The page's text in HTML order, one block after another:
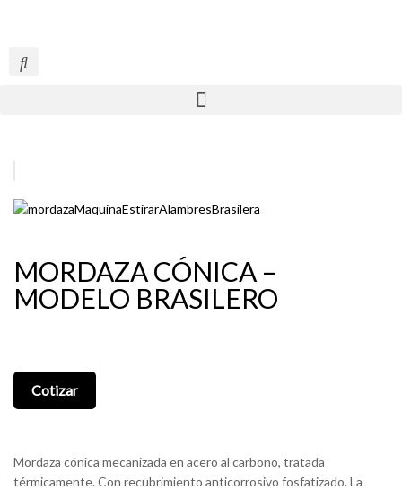
MORDAZA CÓNICA –
MODELO BRASILERO
Cotizar
Mordaza cónica mecanizada en acero al carbono, tratada
térmicamente. Con recubrimiento anticorrosivo fosfatizado. La